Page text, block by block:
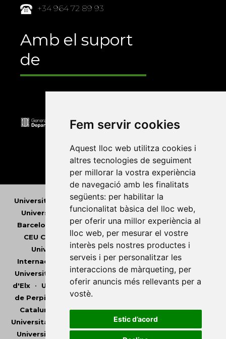
Fem servir cookies
Aquest lloc web utilitza cookies i
altres tecnologies de seguiment
per millorar la vostra experiència
de navegació amb les finalitats
següents: per habilitar la
funcionalitat bàsica del lloc web,
per oferir una millor experiència al
lloc web, per mesurar el vostre
interès pels nostres productes i
serveis i per personalitzar les
interaccions de màrqueting, per
oferir anuncis més rellevants per a
vostè.
Estic d’acord
+34 964 72 89 93
Amb el suport
de
Universitat Abat Oliba CEU•Universitat d'Alacant
Universitat d'Andorra•Universitat Autònoma de
Barcelona
Universitat de Barcelona• Universitat
CEU Cardenal Herrera•Universitat de Girona
Universitat de les Illes Balears•Universitat
Internacional de Catalunya •Universitat Jaume I
Universitat de Lleida•Universitat Miguel Hernández
d'Elx• Universitat Oberta de Catalunya•Universitat
de Perpinyà Via Domitia
Catalunya
Universitat Politècnica de València•
Universitat Pompeu Fabra
•Universitat Ramon Llull
Universitat Rovira i Virgili
•